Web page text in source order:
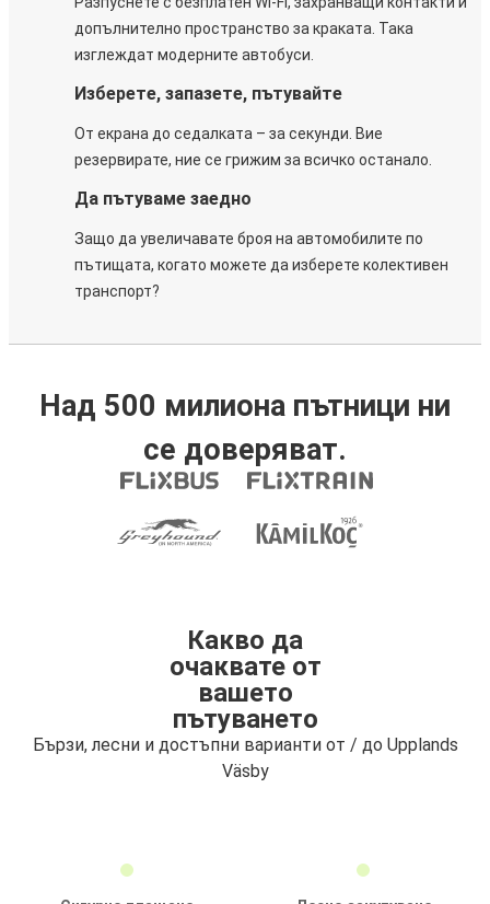
допълнително пространство за краката. Така
изглеждат модерните автобуси.
Изберете, запазете, пътувайте
От екрана до седалката – за секунди. Вие
резервирате, ние се грижим за всичко останало.
Да пътуваме заедно
Защо да увеличавате броя на автомобилите по
пътищата, когато можете да изберете колективен
транспорт?
Над 500 милиона пътници ни
се доверяват.
Какво да
очаквате от
вашето
пътуването
Бързи, лесни и достъпни варианти от / до Upplands
Väsby